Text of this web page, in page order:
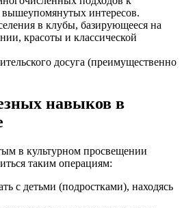
интересов.
в клубы, базирующееся на
красоты и классической
досуга (преимущественно
навыков в
в культурном просвещении
таким операциям:
с детьми (подростками), находясь